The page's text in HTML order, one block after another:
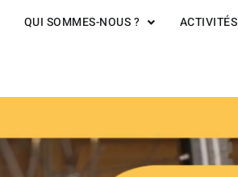
QUI SOMMES-NOUS ? ACTIVITÉS